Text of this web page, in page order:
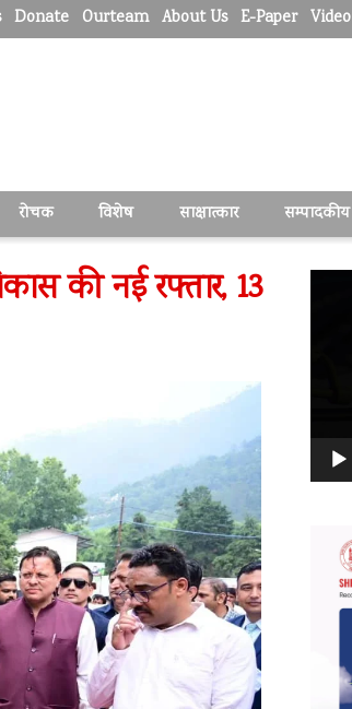
Donate Ourteam About Us E-Paper Video
रोचक विशेष साक्षात्कार सम्पादकीय
की नई रफ्तार, 13